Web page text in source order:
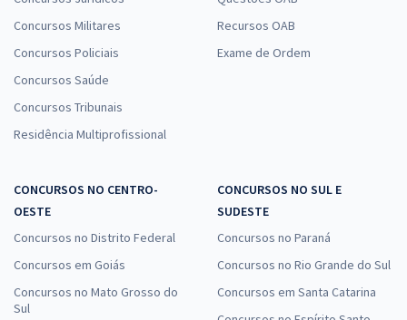
Concursos Militares
Concursos Policiais
Concursos Saúde
Concursos Tribunais
Residência Multiprofissional
Recursos OAB
Exame de Ordem
CONCURSOS NO CENTRO-
OESTE
Concursos no Distrito Federal
Concursos em Goiás
Concursos no Mato Grosso do
Sul
CONCURSOS NO SUL E
SUDESTE
Concursos no Paraná
Concursos no Rio Grande do Sul
Concursos em Santa Catarina